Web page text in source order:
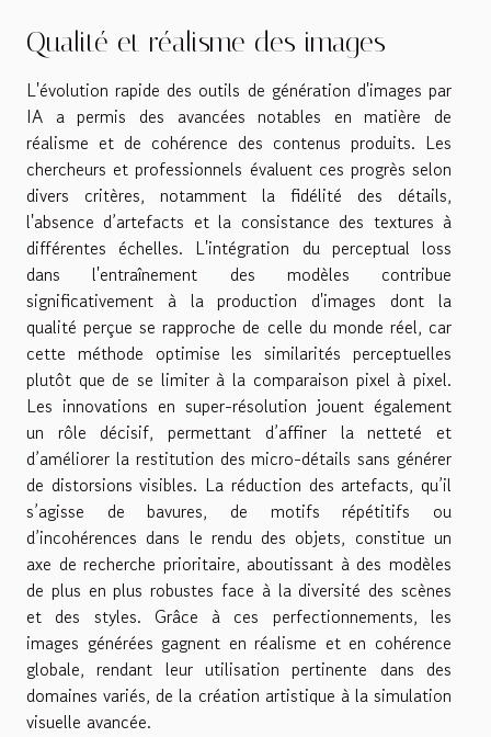
Qualité et réalisme des images
L'évolution rapide des outils de génération d'images par
IA a permis des avancées notables en matière de
réalisme et de cohérence des contenus produits. Les
chercheurs et professionnels évaluent ces progrès selon
divers critères, notamment la fidélité des détails,
l'absence d’artefacts et la consistance des textures à
différentes échelles. L'intégration du perceptual loss
dans l'entraînement des modèles contribue
significativement à la production d'images dont la
qualité perçue se rapproche de celle du monde réel, car
cette méthode optimise les similarités perceptuelles
plutôt que de se limiter à la comparaison pixel à pixel.
Les innovations en super-résolution jouent également
un rôle décisif, permettant d’affiner la netteté et
d’améliorer la restitution des micro-détails sans générer
de distorsions visibles. La réduction des artefacts, qu’il
s’agisse de bavures, de motifs répétitifs ou
d’incohérences dans le rendu des objets, constitue un
axe de recherche prioritaire, aboutissant à des modèles
de plus en plus robustes face à la diversité des scènes
et des styles. Grâce à ces perfectionnements, les
images générées gagnent en réalisme et en cohérence
globale, rendant leur utilisation pertinente dans des
domaines variés, de la création artistique à la simulation
visuelle avancée.